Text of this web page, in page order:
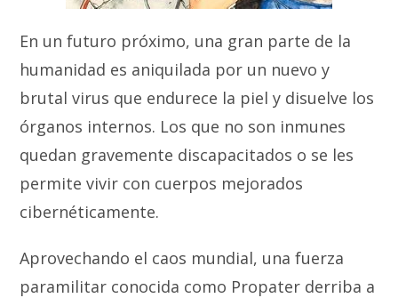
En un futuro próximo, una gran parte de la
humanidad es aniquilada por un nuevo y
brutal virus que endurece la piel y disuelve los
órganos internos. Los que no son inmunes
quedan gravemente discapacitados o se les
permite vivir con cuerpos mejorados
cibernéticamente.
Aprovechando el caos mundial, una fuerza
paramilitar conocida como Propater derriba a